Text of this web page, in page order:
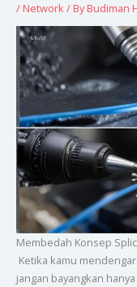
/ Network/ ByBudiman
Membedah Konsep
Ketika kamu
jangan bayangkan